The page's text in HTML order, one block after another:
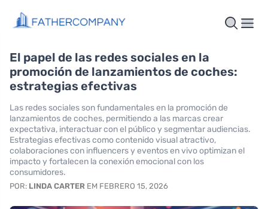
El papel de las redes sociales en la
promoción de lanzamientos de coches:
estrategias efectivas
Las redes sociales son fundamentales en la promoción de
lanzamientos de coches, permitiendo a las marcas crear
expectativa, interactuar con el público y segmentar audiencias.
Estrategias efectivas como contenido visual atractivo,
colaboraciones con influencers y eventos en vivo optimizan el
impacto y fortalecen la conexión emocional con los
consumidores.
POR: LINDA CARTER EM FEBRERO 15, 2026